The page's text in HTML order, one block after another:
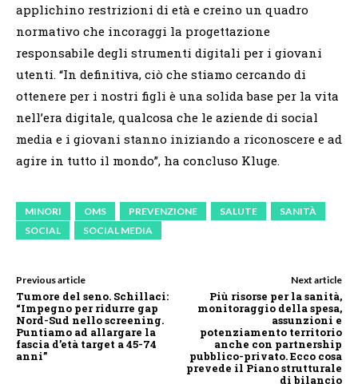
applichino restrizioni di età e creino un quadro
normativo che incoraggi la progettazione
responsabile degli strumenti digitali per i giovani
utenti. “In definitiva, ciò che stiamo cercando di
ottenere per i nostri figli è una solida base per la vita
nell’era digitale, qualcosa che le aziende di social
media e i giovani stanno iniziando a riconoscere e ad
agire in tutto il mondo”, ha concluso Kluge.
MINORI OMS PREVENZIONE SALUTE
SANITÀ
SOCIAL
SOCIAL MEDIA
Previous article
Tumore del seno. Schillaci:
“Impegno per ridurre gap
Nord-Sud nello screening.
Puntiamo ad allargare la
fascia d’età target a 45-74
anni”
Next article
Più risorse per la sanità,
monitoraggio della spesa,
assunzioni e
potenziamento territorio
anche con partnership
pubblico-privato. Ecco cosa
prevede il Piano strutturale
di bilancio